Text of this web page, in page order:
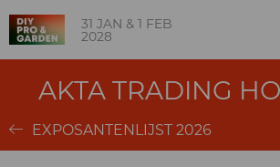
31 JAN & 1 FEB
2028
AKTA TRADING
EXPOSANTENLIJST 2026